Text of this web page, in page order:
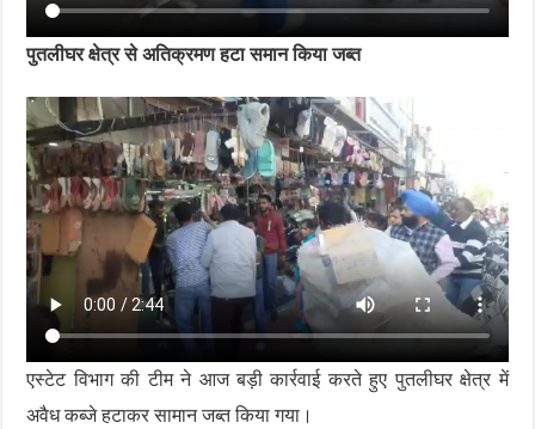
पुतलीघर क्षेत्र से अतिक्रमण हटा समान किया जब्त
एस्टेट विभाग की टीम ने आज बड़ी कार्रवाई करते हुए पुतलीघर क्षेत्र में
अवैध कब्जे हटाकर सामान जब्त किया गया।